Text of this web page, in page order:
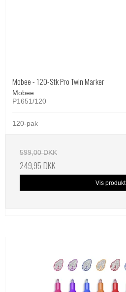
Mobee - 120-Stk Pro Twin Marker
Mobee
P1651/120
120-pak
599,00 DKK
249,95 DKK
Vis produkt